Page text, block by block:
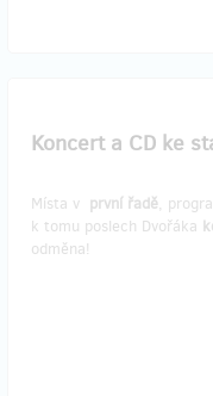
Koncert a CD ke
Místa v první řadě,
k tomu poslech Dvořáka
odměna!